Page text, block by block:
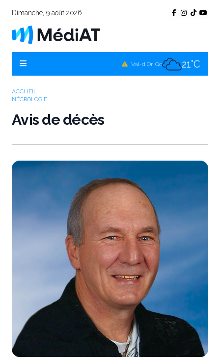
Dimanche, 9 août 2026
Val-d'Or, Qc 21°C
ACCUEIL
NÉCROLOGIE
Avis de décès